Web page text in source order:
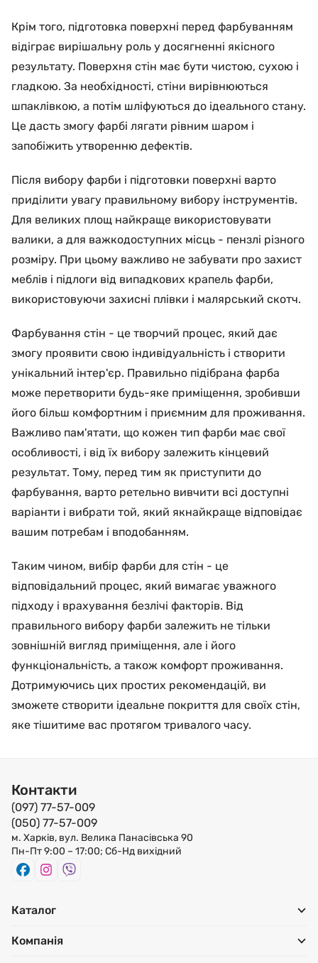
Крім того, підготовка поверхні перед фарбуванням
відіграє вирішальну роль у досягненні якісного
результату. Поверхня стін має бути чистою, сухою і
гладкою. За необхідності, стіни вирівнюються
шпаклівкою, а потім шліфуються до ідеального стану.
Це дасть змогу фарбі лягати рівним шаром і
запобіжить утворенню дефектів.
Після вибору фарби і підготовки поверхні варто
приділити увагу правильному вибору інструментів.
Для великих площ найкраще використовувати
валики, а для важкодоступних місць - пензлі різного
розміру. При цьому важливо не забувати про захист
меблів і підлоги від випадкових крапель фарби,
використовуючи захисні плівки і малярський скотч.
Фарбування стін - це творчий процес, який дає
змогу проявити свою індивідуальність і створити
унікальний інтер'єр. Правильно підібрана фарба
може перетворити будь-яке приміщення, зробивши
його більш комфортним і приємним для проживання.
Важливо пам'ятати, що кожен тип фарби має свої
особливості, і від їх вибору залежить кінцевий
результат. Тому, перед тим як приступити до
фарбування, варто ретельно вивчити всі доступні
варіанти і вибрати той, який якнайкраще відповідає
вашим потребам і вподобанням.
Таким чином, вибір фарби для стін - це
відповідальний процес, який вимагає уважного
підходу і врахування безлічі факторів. Від
правильного вибору фарби залежить не тільки
зовнішній вигляд приміщення, але і його
функціональність, а також комфорт проживання.
Дотримуючись цих простих рекомендацій, ви
зможете створити ідеальне покриття для своїх стін,
яке тішитиме вас протягом тривалого часу.
Контакти
(097) 77-57-009
(050) 77-57-009
м. Харків, вул. Велика Панасівська 90
Пн-Пт 9:00 – 17:00; Сб-Нд вихідний
Каталог
Компанія